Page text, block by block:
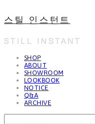
스틸 인스턴트
SHOP
ABOUT
SHOWROOM
LOOKBOOK
NOTICE
Q&A
ARCHIVE